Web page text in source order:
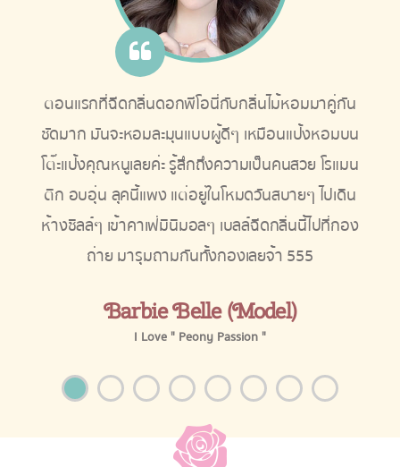
ตอนแรกที่ฉีดกลิ่นดอกพีโอนี่กับกลิ่นไม้หอมมาคู่กัน
ชัดมาก มันจะหอมละมุนแบบผู้ดีๆ เหมือนแป้งหอมบน
โต๊ะแป้งคุณหนูเลยค่ะ รู้สึกถึงความเป็นคนสวย โรแมน
ติก อบอุ่น ลุคนี้แพง แต่อยู่ในโหมดวันสบายๆ ไปเดิน
ห้างชิลล์ๆ เข้าคาเฟ่มินิมอลๆ เบลล์ฉีดกลิ่นนี้ไปที่กอง
ถ่าย มารุมถามกันทั้งกองเลยจ้า 555
Barbie Belle (Model)
I Love " Peony Passion "